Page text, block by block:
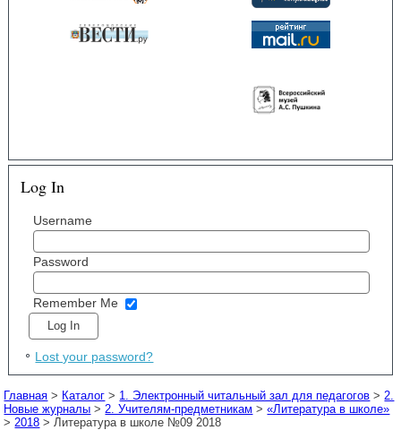
Log In
Username
Password
Remember Me
Lost your password?
Главная > Каталог > 1. Электронный читальный зал для педагогов > 2.
Новые журналы > 2. Учителям-предметникам >«Литература в школе»
> 2018 > Литература в школе №09 2018